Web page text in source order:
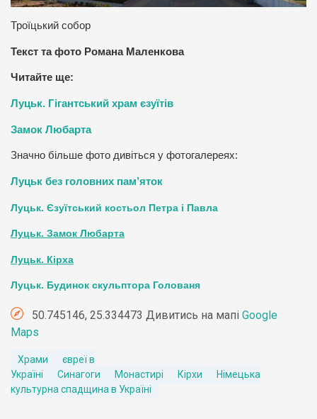
Троїцький собор
Текст та фото Романа Маленкова
Читайте ще:
Луцьк. Гігантський храм єзуїтів
Замок Любарта
Значно більше фото дивіться у фотогалереях:
Луцьк без головних пам’яток
Луцьк. Єзуїтський костьол Петра і Павла
Луцьк. Замок Любарта
Луцьк. Кірха
Луцьк. Будинок скульптора Голованя
50.745146, 25.334473 Дивитись на мапі Google
Maps
Храми
євреї в
Україні
Синагоги Монастирі Кірхи
Німецька
культурна спадщина в Україні